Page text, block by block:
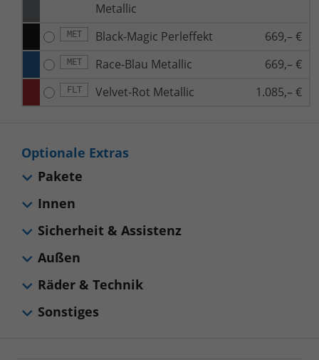
Metallic
MET Black-Magic Perleffekt 669,– €
MET Race-Blau Metallic 669,– €
FLT Velvet-Rot Metallic 1.085,– €
Optionale Extras
Pakete
Innen
Sicherheit & Assistenz
Außen
Räder & Technik
Sonstiges